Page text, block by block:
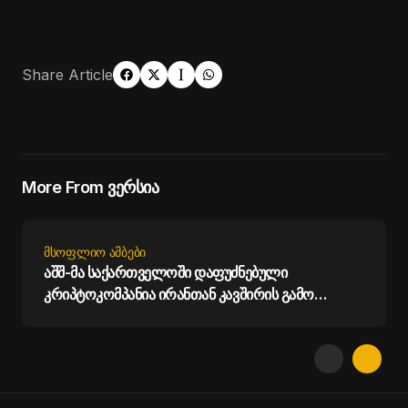
Share Article
More From ვერსია
ᲛᲡᲝᲤᲚᲘᲝ ᲐᲛᲑᲔᲑᲘ
აშშ-მა საქართველოში დაფუძნებული
კრიპტოკომპანია ირანთან კავშირის გამო